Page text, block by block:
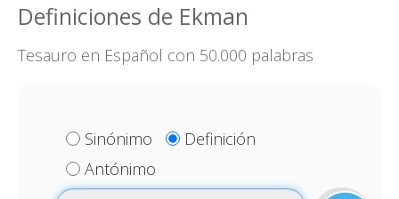
Definiciones de Ekman
Tesauro en Español con 50.000 palabras
Sinónimo
Definición
Antónimo